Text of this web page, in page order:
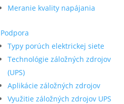
Meranie kvality napájania
Podpora
Typy porúch elektrickej siete
Technológie záložných zdrojov
(UPS)
Aplikácie záložných zdrojov
Využitie záložných zdrojov UPS